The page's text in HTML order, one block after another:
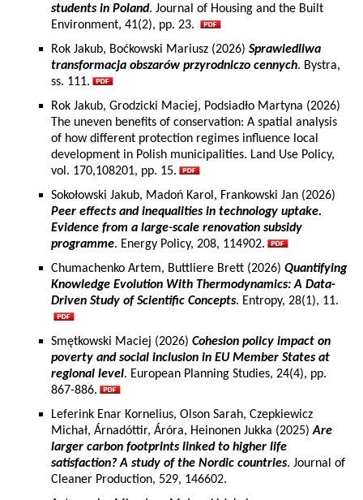
students in Poland. Journal of Housing and the Built
Environment, 41(2), pp. 23.
Rok Jakub, Boćkowski Mariusz (2026) Sprawiedliwa
transformacja obszarów przyrodniczo cennych. Bystra,
ss. 111.
Rok Jakub, Grodzicki Maciej, Podsiadło Martyna (2026)
The uneven benefits of conservation: A spatial analysis
of how different protection regimes influence local
development in Polish municipalities. Land Use Policy,
vol. 170,108201, pp. 15.
Sokołowski Jakub, Madoń Karol, Frankowski Jan (2026)
Peer effects and inequalities in technology uptake.
Evidence from a large-scale renovation subsidy
programme. Energy Policy, 208, 114902.
Chumachenko Artem, Buttliere Brett (2026) Quantifying
Knowledge Evolution With Thermodynamics: A Data-
Driven Study of Scientific Concepts. Entropy, 28(1), 11.
Smętkowski Maciej (2026) Cohesion policy impact on
poverty and social inclusion in EU Member States at
regional level. European Planning Studies, 24(4), pp.
867-886.
Leferink Enar Kornelius, Olson Sarah, Czepkiewicz
Michał, Árnadóttir, Áróra, Heinonen Jukka (2025)Are
larger carbon footprints linked to higher life
satisfaction? A study of the Nordic countries. Journal of
Cleaner Production, 529, 146602.